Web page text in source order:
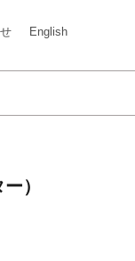
English
）